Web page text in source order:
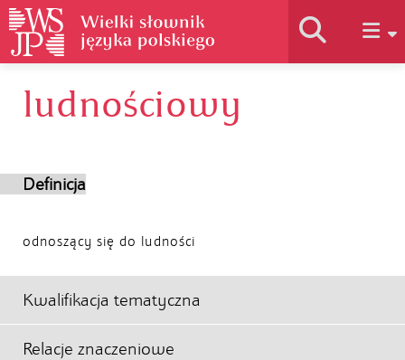
Historia słownika
ludnościowy
Definicja
odnoszący się do ludności
Kwalifikacja tematyczna
Relacje znaczeniowe